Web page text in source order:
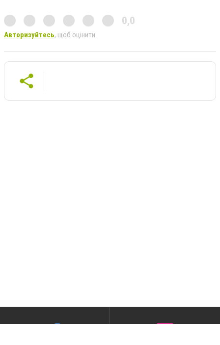
0,0
Авторизуйтесь, щоб оцінити